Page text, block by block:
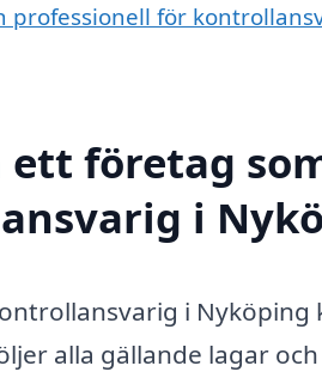
professionell för
ett företag
i
i
alla gällande lagar